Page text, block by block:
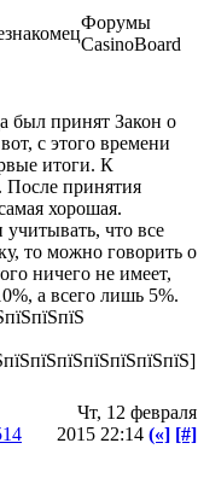
Форумы
CasinoBoard
был принят Закон о
с этого времени
итоги. К
принятия
хорошая.
что все
то можно говорить о
ничего не имеет,
а всего лишь 5%.
Чт, 12 февраля
2015 22:14 («] [#]